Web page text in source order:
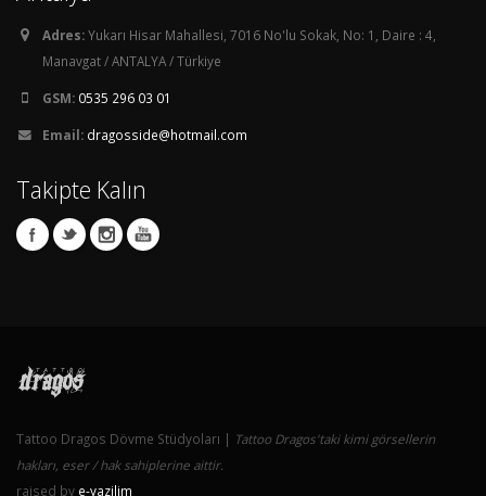
Adres:Yukarı Hisar Mahallesi, 7016 No'lu Sokak, No: 1, Daire : 4,
Manavgat / ANTALYA / Türkiye
GSM: 0535 296 03 01
Email: dragosside@hotmail.com
Takipte Kalın
Tattoo Dragos Dövme Stüdyoları | Tattoo Dragos'taki kimi görsellerin
hakları, eser / hak sahiplerine aittir.
raised by e-yazilim